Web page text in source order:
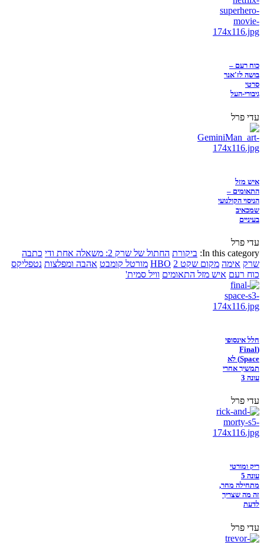
כוח רעם –
בושה לז'אנר
סרטי
גיבורי-העל
עדי פרל
איש מזל
התאומים –
הניסוי הקולנועי
שמכאיב
בעיניים
עדי פרל
In this category: ביקורת החתול של שרק 2: משאלה אחת ודי
כתבה
שרק אימה מקום שקט 2 HBO מורטל קומבט אהבה ומפלצות נטפליקס
כוח רעם איש מזל התאומים וויל סמית'
חלל אינסופי
(Final
Space) לא
תמשיך אחרי
עונה 3
עדי פרל
ריק ומורטי
עונה 5
מתחילה מחר,
זה מה שצריך
לדעת
עדי פרל